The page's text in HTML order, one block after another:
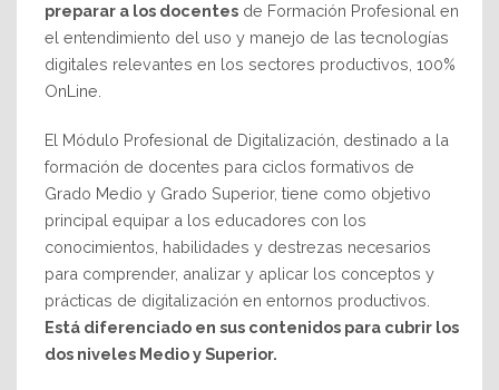
preparar a los docentes de Formación Profesional en
el entendimiento del uso y manejo de las tecnologías
digitales relevantes en los sectores productivos, 100%
OnLine.
El Módulo Profesional de Digitalización, destinado a la
formación de docentes para ciclos formativos de
Grado Medio y Grado Superior, tiene como objetivo
principal equipar a los educadores con los
conocimientos, habilidades y destrezas necesarios
para comprender, analizar y aplicar los conceptos y
prácticas de digitalización en entornos productivos.
Está diferenciado en sus contenidos para cubrir los
dos niveles Medio y Superior.